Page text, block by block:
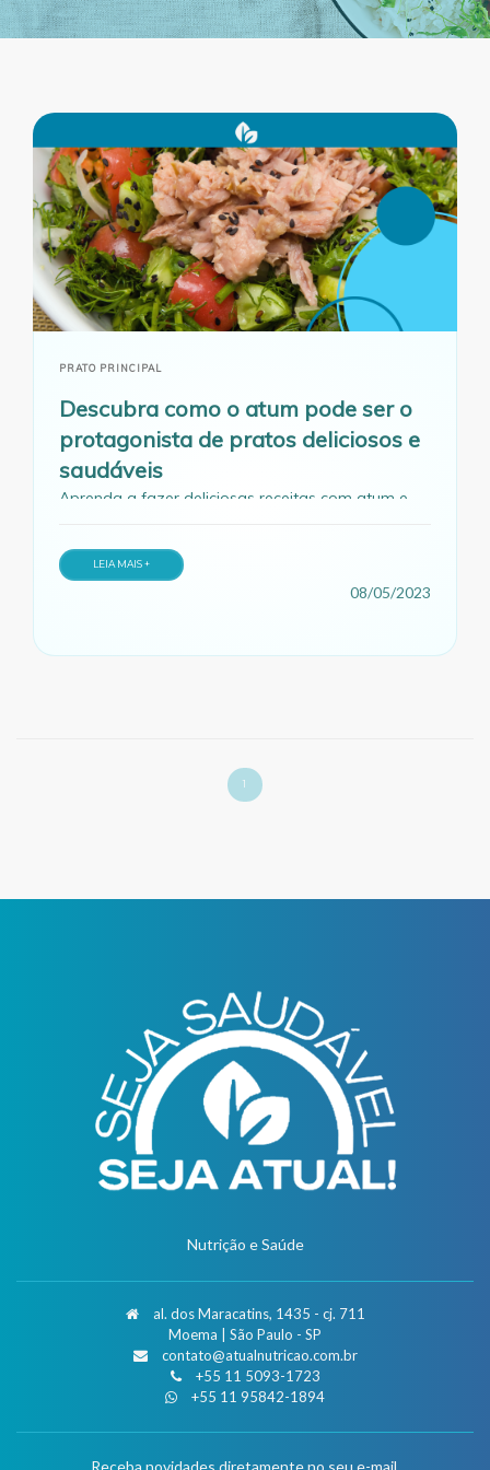
PRATO PRINCIPAL
Descubra como o atum pode ser o
protagonista de pratos deliciosos e
saudáveis
Aprenda a fazer deliciosas receitas com atum e
refeições
LEIA MAIS +
08/05/2023
1
Nutrição e Saúde
al. dos Maracatins, 1435 - cj. 711
Moema | São Paulo - SP
contato@atualnutricao.com.br
+55 11 5093-1723
+55 11 95842-1894
Receba novidades diretamente no seu e-mail.